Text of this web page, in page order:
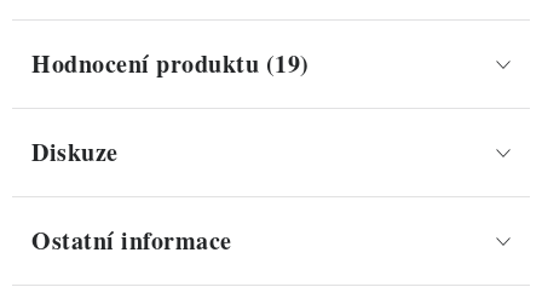
Hodnocení produktu (19)
Diskuze
Ostatní informace